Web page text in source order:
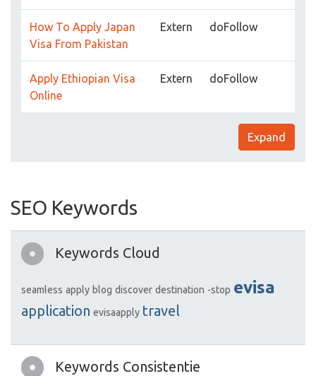
How To Apply Japan
Visa From Pakistan
Extern doFollow
Apply Ethiopian Visa
Online
Extern doFollow
Expand
SEO Keywords
Keywords Cloud
seamless apply blog discover destination -stop evisa
application evisaapply travel
Keywords Consistentie